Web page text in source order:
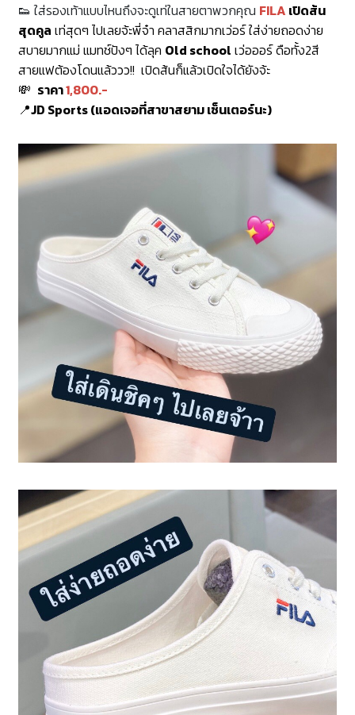
👟 ใส่รองเท้าแบบไหนถึงจะดูเท่ในสายตาพวกคุณ FILA เปิดส้น
สุดคูล เท่สุดๆ ไปเลยจ้ะพี่จ๋า คลาสสิกมากเว่อร์ ใส่ง่ายถอดง่าย
สบายมากแม่ แมทช์ปังๆ ได้ลุค Old school เว่อออร์ ดือทั้ง2สี
สายแฟต้องโดนแล้ววว!! เปิดส้นก็แล้วเปิดใจได้ยังจ้ะ
💸 ราคา1,800.-
📍JD Sports (แอดเจอที่สาขาสยาม เซ็นเตอร์นะ)